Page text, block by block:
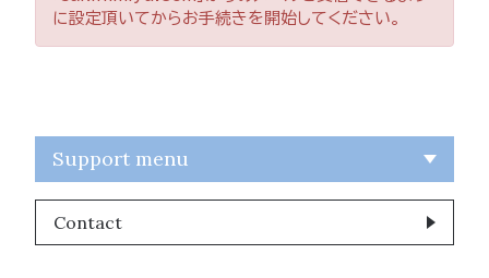
に設定頂いてからお手続きを開始してください。
Support menu
Contact